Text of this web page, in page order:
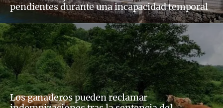
pendientes durante una incapacidad temporal
Los ganaderos pueden reclamar